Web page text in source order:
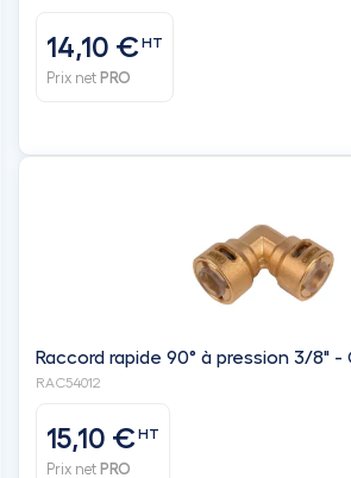
14,10 €HT
Prix net PRO
Raccord rapide 90° à pression 3/8" -
RAC54012
15,10 €HT
Prix net PRO